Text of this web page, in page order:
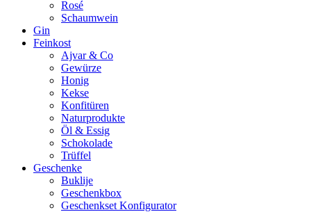
Rosé
Schaumwein
Gin
Feinkost
Ajvar & Co
Gewürze
Honig
Kekse
Konfitüren
Naturprodukte
Öl & Essig
Schokolade
Trüffel
Geschenke
Buklije
Geschenkbox
Geschenkset Konfigurator